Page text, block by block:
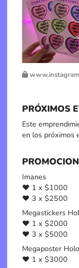
PRÓXIMOS
Este
en los próximos
Imanes
♥️ 1 x $1000
♥️ 3 x $2500
Megastickers
♥️ 1 x $2000
♥️ 3 x $5000
Megaposter
♥️ 1 x $3000